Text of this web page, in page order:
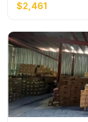
$2,461